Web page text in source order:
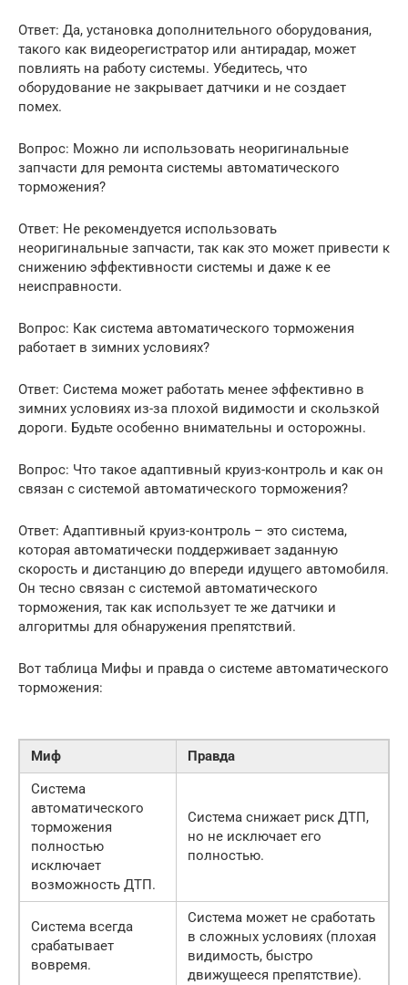
Ответ: Да, установка дополнительного оборудования,
такого как видеорегистратор или антирадар, может
повлиять на работу системы. Убедитесь, что
оборудование не закрывает датчики и не создает
помех.
Вопрос: Можно ли использовать неоригинальные
запчасти для ремонта системы автоматического
торможения?
Ответ: Не рекомендуется использовать
неоригинальные запчасти, так как это может привести к
снижению эффективности системы и даже к ее
неисправности.
Вопрос: Как система автоматического торможения
работает в зимних условиях?
Ответ: Система может работать менее эффективно в
зимних условиях из-за плохой видимости и скользкой
дороги. Будьте особенно внимательны и осторожны.
Вопрос: Что такое адаптивный круиз-контроль и как он
связан с системой автоматического торможения?
Ответ: Адаптивный круиз-контроль – это система,
которая автоматически поддерживает заданную
скорость и дистанцию до впереди идущего автомобиля.
Он тесно связан с системой автоматического
торможения, так как использует те же датчики и
алгоритмы для обнаружения препятствий.
Вот таблица Мифы и правда о системе автоматического
торможения:
Миф
Правда
Система
автоматического
торможения
полностью
исключает
возможность ДТП.
Система снижает риск ДТП,
но не исключает его
полностью.
Система всегда
срабатывает
вовремя.
Система может не сработать
в сложных условиях (плохая
видимость, быстро
движущееся препятствие).